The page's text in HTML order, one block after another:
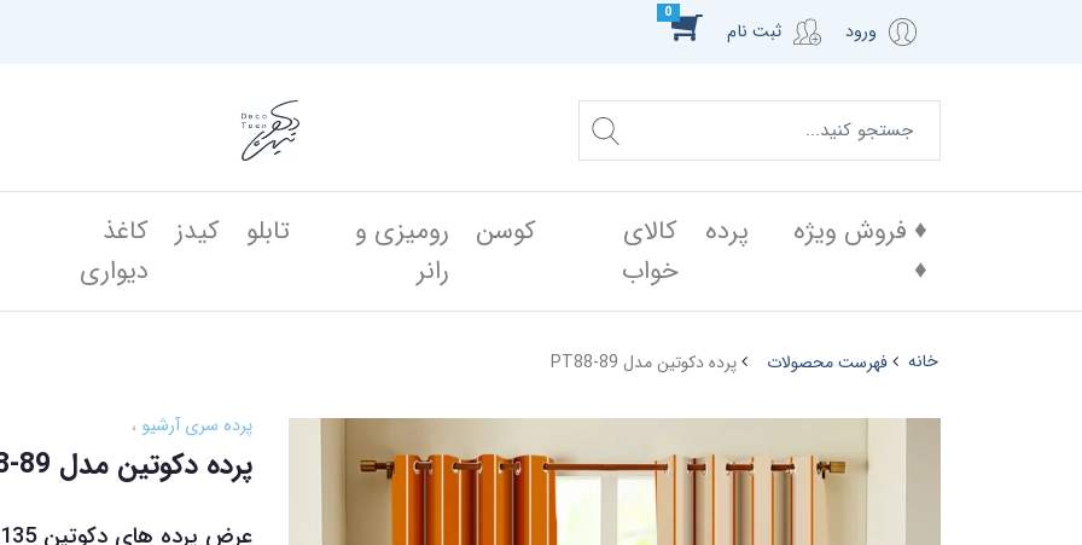
ورود ثبت نام
0
♦️ فروش ویژه
♦️
پرده
کالای
خواب
کوسن
رومیزی و
رانر
تابلو کیدز
کاغذ
دیواری
خانه فهرست محصولات پرده دکوتین مدل PT88-89
پرده سری آرشیو
پرده دکوتین مدل PT88-89